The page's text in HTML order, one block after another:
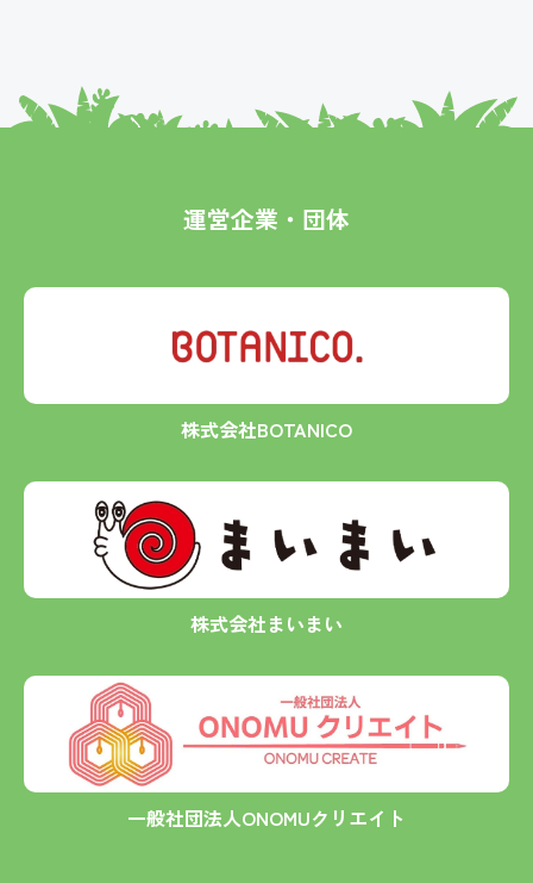
運営企業・団体
株式会社BOTANICO
株式会社まいまい
一般社団法人ONOMUクリエイト